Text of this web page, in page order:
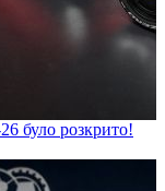
було розкрито!